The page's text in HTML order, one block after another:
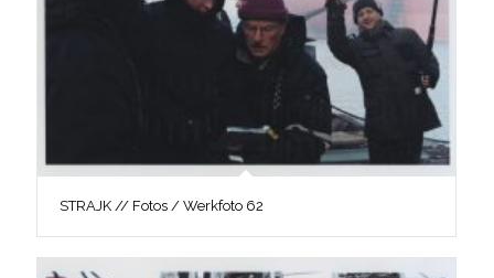
STRAJK // Fotos / Werkfoto 62